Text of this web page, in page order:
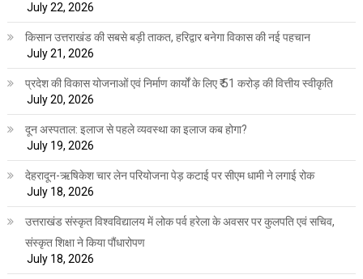
July 22, 2026
किसान उत्तराखंड की सबसे बड़ी ताकत, हरिद्वार बनेगा विकास की नई पहचान
July 21, 2026
प्रदेश की विकास योजनाओं एवं निर्माण कार्यों के लिए ₹ 51 करोड़ की वित्तीय स्वीकृति
July 20, 2026
दून अस्पताल: इलाज से पहले व्यवस्था का इलाज कब होगा?
July 19, 2026
देहरादून-ऋषिकेश चार लेन परियोजना पेड़ कटाई पर सीएम धामी ने लगाई रोक
July 18, 2026
उत्तराखंड संस्कृत विश्वविद्यालय में लोक पर्व हरेला के अवसर पर कुलपति एवं सचिव,
संस्कृत शिक्षा ने किया पौंधारोपण
July 18, 2026